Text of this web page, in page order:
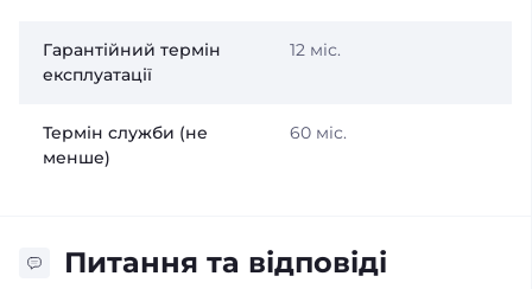
Гарантійний термін
експлуатації
12 міс.
Термін служби (не
менше)
60 міс.
Питання та відповіді